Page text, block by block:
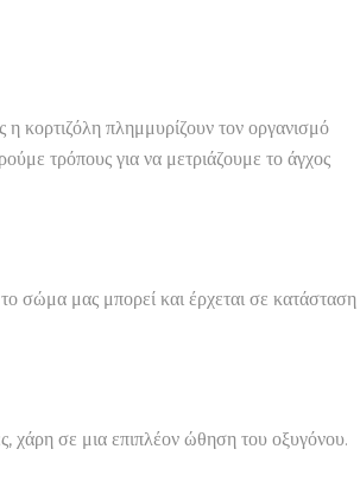
κορτιζόλη πλημμυρίζουν τον οργανισμό
τρόπους για να μετριάζουμε το άγχος
σώμα μας μπορεί και έρχεται σε κατάσταση
χάρη σε μια επιπλέον ώθηση του οξυγόνου.